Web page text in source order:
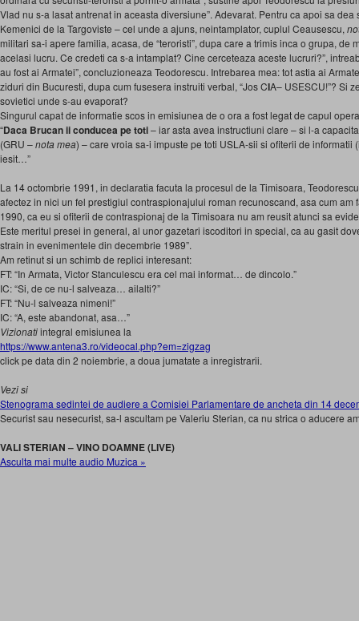
Vlad nu s-a lasat antrenat in aceasta diversiune”. Adevarat. Pentru ca apoi sa dea
Kemenici de la Targoviste – cel unde a ajuns, neintamplator, cuplul Ceausescu,
militari sa-i apere familia, acasa, de “teroristi”, dupa care a trimis inca o grupa, de
acelasi lucru. Ce credeti ca s-a intamplat? Cine cerceteaza aceste lucruri?”,
au fost ai Armatei”, concluzioneaza Teodorescu. Intrebarea mea: tot astia ai
ziduri din Bucuresti, dupa cum fusesera instruiti verbal, “Jos CIA– USESCU!”? Si
sovietici unde s-au evaporat?
Singurul capat de informatie scos in emisiunea de o ora a fost legat de capul
“Daca Brucan ii conducea pe toti– iar asta avea instructiuni clare – si l-a
(GRU –nota mea) – care vroia sa-i impuste pe toti USLA-sii si ofiterii de informatii
iesit…”
La 14 octombrie 1991, in declaratia facuta la procesul de la Timisoara,
afectez in nici un fel prestigiul contraspionajului roman recunoscand, asa cum am
1990, ca eu si ofiterii de contraspionaj de la Timisoara nu am reusit atunci sa
Este meritul presei in general, al unor gazetari iscoditori in special, ca au gasit
strain in evenimentele din decembrie 1989”.
Am retinut si un schimb de replici interesant:
FT: “In Armata, Victor Stanculescu era cel mai informat… de dincolo.”
IC: “Si, de ce nu-l salveaza… ailalti?”
FT: “Nu-l salveaza nimeni!”
IC: “A, este abandonat, asa…”
Vizionatiintegral emisiunea la
https://www.antena3.ro/videocal.php?em=zigzag
click pe data din 2 noiembrie, a doua jumatate a inregistrarii.
Vezi si
Stenograma sedintei de audiere a Comisiei Parlamentare de ancheta din 14
Securist sau nesecurist, sa-l ascultam pe Valeriu Sterian, ca nu strica o aducere
VALI STERIAN – VINO DOAMNE (LIVE)
Asculta mai multe audio Muzica »